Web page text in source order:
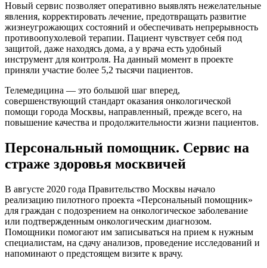
Новый сервис позволяет оперативно выявлять нежелательные
явления, корректировать лечение, предотвращать развитие
жизнеугрожающих состояний и обеспечивать непрерывность
противоопухолевой терапии. Пациент чувствует себя под
защитой, даже находясь дома, а у врача есть удобный
инструмент для контроля. На данный момент в проекте
приняли участие более 5,2 тысячи пациентов.
Телемедицина — это большой шаг вперед,
совершенствующий стандарт оказания онкологической
помощи города Москвы, направленный, прежде всего, на
повышение качества и продолжительности жизни пациентов.
Персональный помощник. Сервис на
страже здоровья москвичей
В августе 2020 года Правительство Москвы начало
реализацию пилотного проекта «Персональный помощник»
для граждан с подозрением на онкологическое заболевание
или подтвержденным онкологическим диагнозом.
Помощники помогают им записываться на прием к нужным
специалистам, на сдачу анализов, проведение исследований и
напоминают о предстоящем визите к врачу.